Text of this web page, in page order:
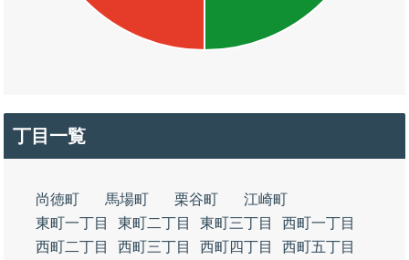
丁目一覧
尚徳町 馬場町 栗谷町
江崎町
東町一丁目
東町二丁目 東町三丁目
西町一丁目
西町二丁目
西町三丁目 西町四丁目
西町五丁目